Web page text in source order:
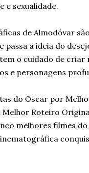
e sexualidade.
de Almodóvar
a ideia do
o cuidado de
e personagens
do Oscar por
Melhor Roteiro
melhores filmes